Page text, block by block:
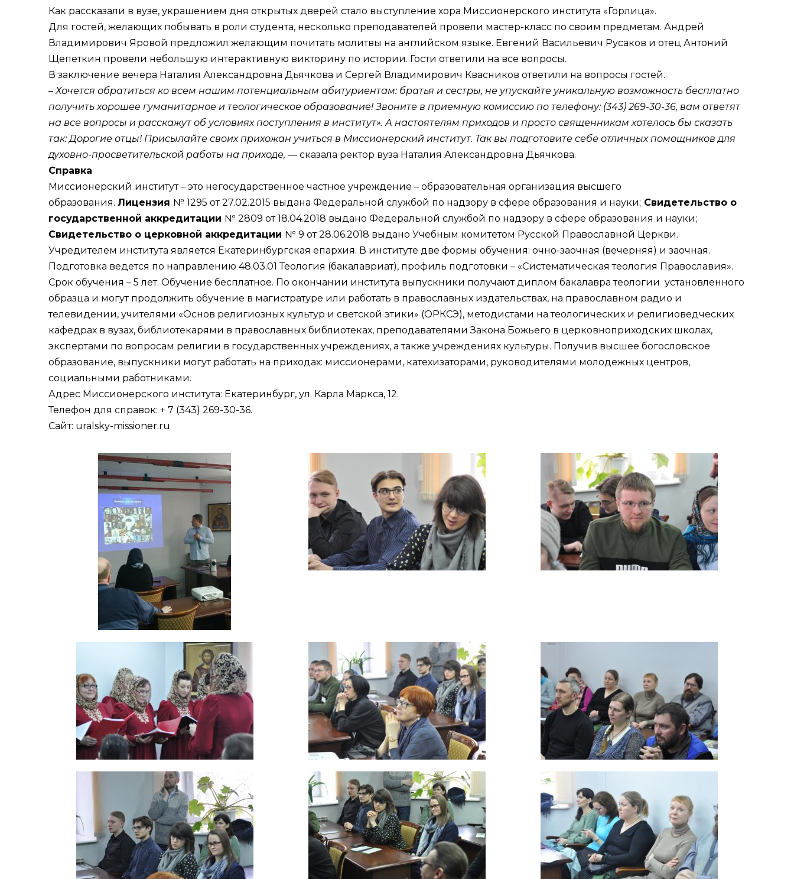
Как рассказали в вузе, украшением дня открытых дверей стало выступление хора Миссионерского института «Горлица».
Для гостей, желающих побывать в роли студента, несколько преподавателей провели мастер-класс по своим предметам. Андрей
Владимирович Яровой предложил желающим почитать молитвы на английском языке. Евгений Васильевич Русаков и отец Антоний
Щепеткин провели небольшую интерактивную викторину по истории. Гости ответили на все вопросы.
В заключение вечера Наталия Александровна Дьячкова и Сергей Владимирович Квасников ответили на вопросы гостей.
– Хочется обратиться ко всем нашим потенциальным абитуриентам: братья и сестры, не упускайте уникальную возможность бесплатно
получить хорошее гуманитарное и теологическое образование! Звоните в приемную комиссию по телефону: (343) 269-30-36, вам ответят
на все вопросы и расскажут об условиях поступления в институт». А настоятелям приходов и просто священникам хотелось бы сказать
так: Дорогие отцы! Присылайте своих прихожан учиться в Миссионерский институт. Так вы подготовите себе отличных помощников для
духовно-просветительской работы на приходе, — сказала ректор вуза Наталия Александровна Дьячкова.
Справка
Миссионерский институт– это негосударственное частное учреждение – образовательная организация высшего
образования. Лицензия № 1295 от 27.02.2015 выдана Федеральной службой по надзору в сфере образования и науки; Свидетельство о
государственной аккредитации № 2809 от 18.04.2018 выдано Федеральной службой по надзору в сфере образования и науки;
Свидетельство о церковной аккредитации № 9 от 28.06.2018 выдано Учебным комитетом Русской Православной Церкви.
Учредителем института является Екатеринбургская епархия. В институте две формы обучения: очно-заочная (вечерняя) и заочная.
Подготовка ведется по направлению 48.03.01 Теология (бакалавриат), профиль подготовки – «Систематическая теология Православия».
Срок обучения – 5 лет. Обучение бесплатное. По окончании института выпускники получают диплом бакалавра теологии установленного
образца и могут продолжить обучение в магистратуре или работать в православных издательствах, на православном радио и
телевидении, учителями «Основ религиозных культур и светской этики» (ОРКСЭ), методистами на теологических и религиоведческих
кафедрах в вузах, библиотекарями в православных библиотеках, преподавателями Закона Божьего в церковноприходских школах,
экспертами по вопросам религии в государственных учреждениях, а также учреждениях культуры. Получив высшее богословское
образование, выпускники могут работать на приходах: миссионерами, катехизаторами, руководителями молодежных центров,
социальными работниками.
Адрес Миссионерского института: Екатеринбург, ул. Карла Маркса, 12.
Телефон для справок: + 7 (343) 269-30-36.
Сайт: uralsky-missioner.ru